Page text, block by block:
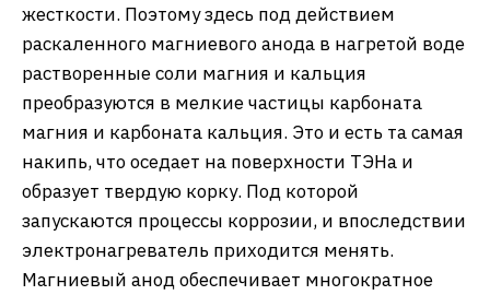
жесткости. Поэтому здесь под действием
раскаленного магниевого анода в нагретой воде
растворенные соли магния и кальция
преобразуются в мелкие частицы карбоната
магния и карбоната кальция. Это и есть та самая
накипь, что оседает на поверхности ТЭНа и
образует твердую корку. Под которой
запускаются процессы коррозии, и впоследствии
электронагреватель приходится менять.
Магниевый анод обеспечивает многократное